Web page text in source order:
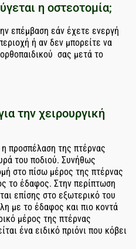
η οστεοτομία;
επέμβαση εάν έχετε ενεργή
ή αν δεν μπορείτε να
σας μετά το
την χειρουργική
προσπέλαση της πτέρνας
του ποδιού. Συνήθως
στο πίσω μέρος της πτέρνας
το έδαφος. Στην περίπτωση
επίσης στο εξωτερικό του
με το έδαφος και πιο κοντά
μέρος της πτέρνας
ένα ειδικό πριόνι που κόβει